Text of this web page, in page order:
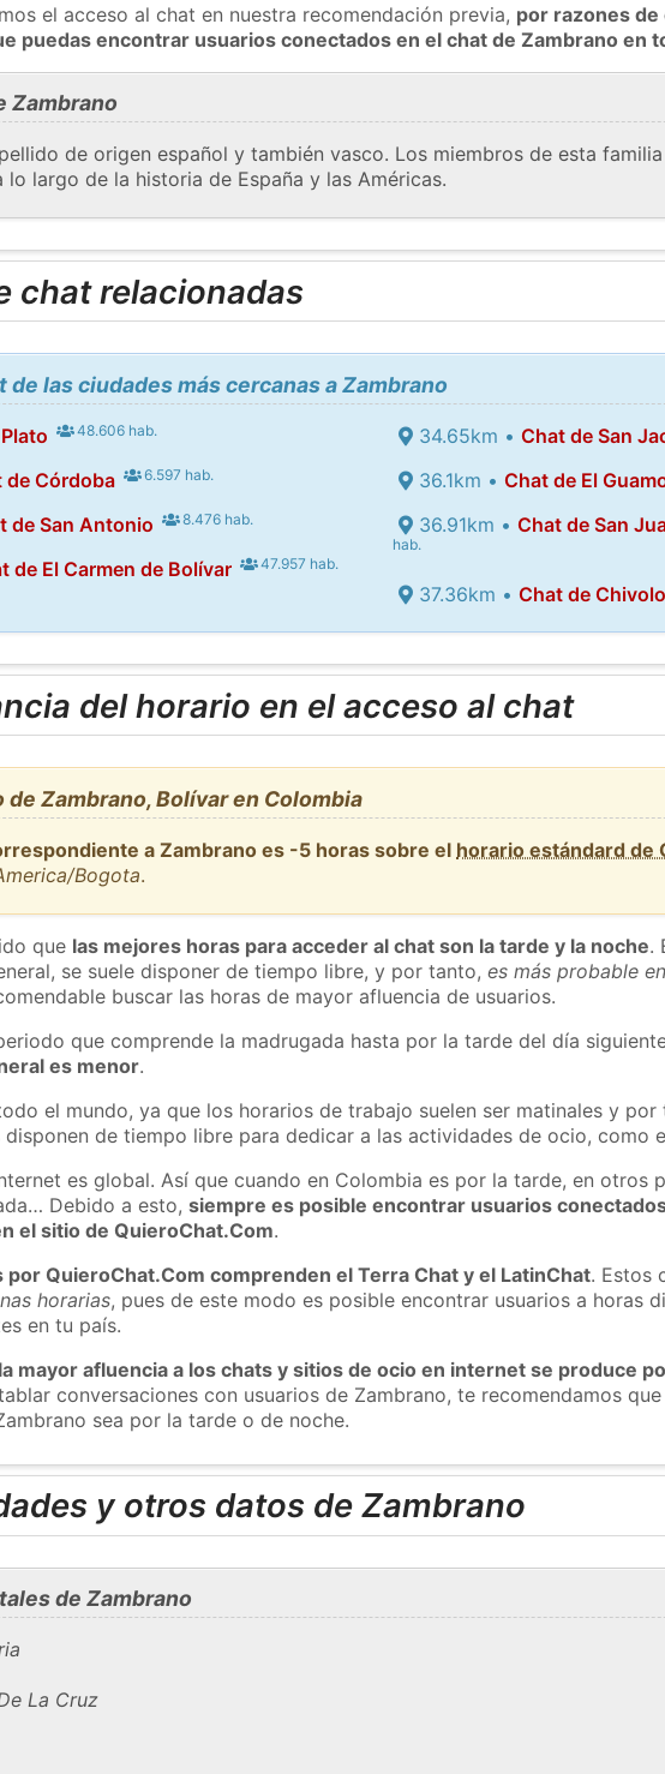
el acceso al chat en nuestra recomendación previa, por razones
puedas encontrar usuarios conectados en el chat de Zambrano en
Zambrano
de origen español y también vasco. Los miembros de esta
lo largo de la historia de España y las Américas.
chat relacionadas
de las ciudades más cercanas a Zambrano
48.606 hab.
de Córdoba 6.597 hab.
de San Antonio 8.476 hab.
de El Carmen de Bolívar 47.957 hab.
34.65km •Chat de San
36.1km •Chat de El
36.91km •Chat de San
hab.
37.36km •Chat de Chivolo
del horario en el acceso al chat
de Zambrano, Bolívar en Colombia
a Zambrano es -5 horas sobre el horario estándard de
Bogota.
que las mejores horas para acceder al chat son la tarde y la noche.
se suele disponer de tiempo libre, y por tanto,es más probable
buscar las horas de mayor afluencia de usuarios.
que comprende la madrugada hasta por la tarde del día
es menor.
el mundo, ya que los horarios de trabajo suelen ser matinales y
disponen de tiempo libre para dedicar a las actividades de ocio, como
es global. Así que cuando en Colombia es por la tarde, en otros
Debido a esto,siempre es posible encontrar usuarios
el sitio de QuieroChat.Com.
QuieroChat.Com comprenden el Terra Chat y el LatinChat. Estos
horarias, pues de este modo es posible encontrar usuarios a horas
en tu país.
la mayor afluencia a los chats y sitios de ocio en internet se produce
conversaciones con usuarios de Zambrano, te recomendamos
sea por la tarde o de noche.
y otros datos de Zambrano
de Zambrano
La Cruz